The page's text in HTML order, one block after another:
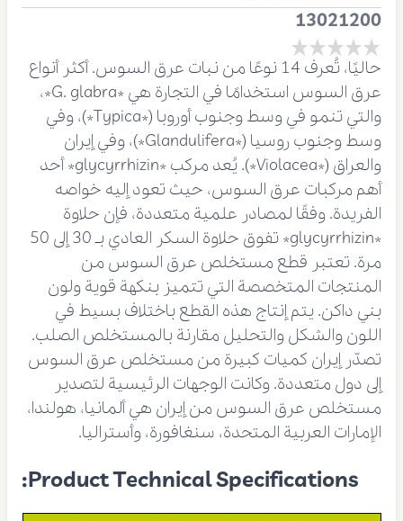
13021200
حاليًا، تُعرف 14 نوعًا من نبات عرق السوس. أكثر أنواع
عرق السوس استخدامًا في التجارة هي *G. glabra*،
والتي تنمو في وسط وجنوب أوروبا (*Typica*)، وفي
وسط وجنوب روسيا (*Glandulifera*)، وفي إيران
والعراق (*Violacea*). يُعد مركب *glycyrrhizin* أحد
أهم مركبات عرق السوس، حيث تعود إليه خواصه
الفريدة. وفقًا لمصادر علمية متعددة، فإن حلاوة
*glycyrrhizin* تفوق حلاوة السكر العادي بـ 30 إلى 50
مرة. تعتبر قطع مستخلص عرق السوس من
المنتجات المتخصصة التي تتميز بنكهة قوية ولون
بني داكن. يتم إنتاج هذه القطع باختلاف بسيط في
اللون والشكل والتحليل مقارنة بالمستخلص الصلب.
تصدّر إيران كميات كبيرة من مستخلص عرق السوس
إلى دول متعددة. وكانت الوجهات الرئيسية لتصدير
مستخلص عرق السوس من إيران هي ألمانيا، هولندا،
الإمارات العربية المتحدة، سنغافورة، وأستراليا.
Product Technical Specifications: